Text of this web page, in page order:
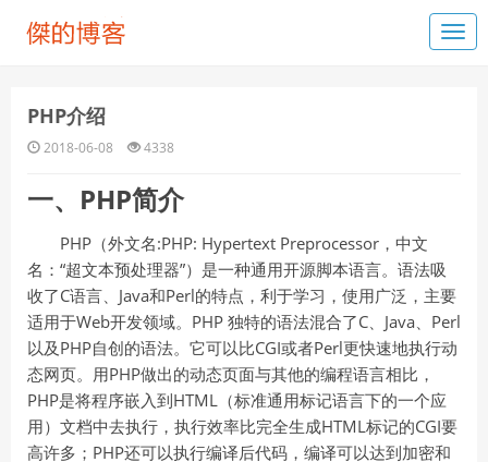
PHP介绍
2018-06-08 4338
一、PHP简介
PHP（外文名:PHP: Hypertext Preprocessor，中文
名：“超文本预处理器”）是一种通用开源脚本语言。语法吸
收了C语言、Java和Perl的特点，利于学习，使用广泛，主要
适用于Web开发领域。PHP 独特的语法混合了C、Java、Perl
以及PHP自创的语法。它可以比CGI或者Perl更快速地执行动
态网页。用PHP做出的动态页面与其他的编程语言相比，
PHP是将程序嵌入到HTML（标准通用标记语言下的一个应
用）文档中去执行，执行效率比完全生成HTML标记的CGI要
高许多；PHP还可以执行编译后代码，编译可以达到加密和